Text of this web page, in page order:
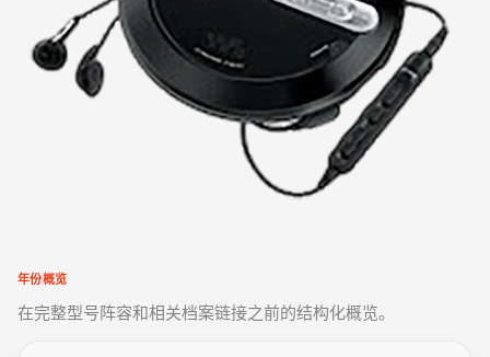
年份概览
在完整型号阵容和相关档案链接之前的结构化概览。